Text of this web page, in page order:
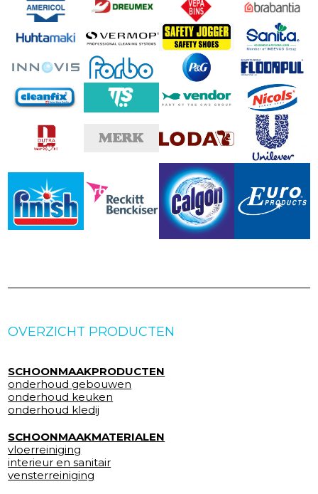
OVERZICHT PRODUCTEN
SCHOONMAAKPRODUCTEN
onderhoud gebouwen
onderhoud keuken
onderhoud kledij
SCHOONMAAKMATERIALEN
vloerreiniging
interieur en sanitair
vensterreiniging